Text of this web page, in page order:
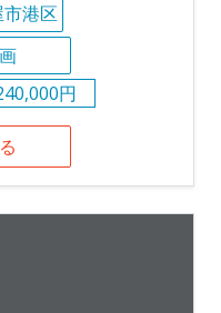
港区
円